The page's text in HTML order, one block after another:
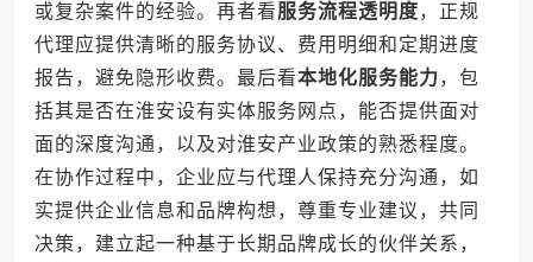
或复杂案件的经验。再者看服务流程透明度，正规
代理应提供清晰的服务协议、费用明细和定期进度
报告，避免隐形收费。最后看本地化服务能力，包
括其是否在淮安设有实体服务网点，能否提供面对
面的深度沟通，以及对淮安产业政策的熟悉程度。
在协作过程中，企业应与代理人保持充分沟通，如
实提供企业信息和品牌构想，尊重专业建议，共同
决策，建立起一种基于长期品牌成长的伙伴关系，